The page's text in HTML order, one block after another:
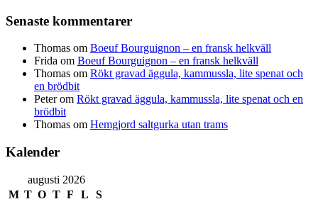
Senaste kommentarer
Thomas om Boeuf Bourguignon – en fransk helkväll
Frida om Boeuf Bourguignon – en fransk helkväll
Thomas om Rökt gravad äggula, kammussla, lite spenat och
en brödbit
Peterom Rökt gravad äggula, kammussla, lite spenat och en
brödbit
Thomas om Hemgjord saltgurka utan trams
Kalender
augusti 2026
M T O T F L
S